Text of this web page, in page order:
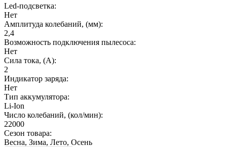
Led-подсветка:
Нет
Амплитуда колебаний, (мм):
2,4
Возможность подключения пылесоса:
Нет
Сила тока, (А):
2
Индикатор заряда:
Нет
Тип аккумулятора:
Li-Ion
Число колебаний, (кол/мин):
22000
Сезон товара:
Весна, Зима, Лето, Осень